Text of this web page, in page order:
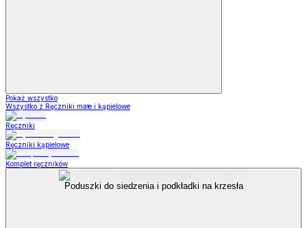
Pokaż wszystko
Wszystko z Ręczniki małe i kąpielowe
Ręczniki
Ręczniki kąpielowe
Komplet ręczników
Poduszki do siedzenia i podkładki na krzesła